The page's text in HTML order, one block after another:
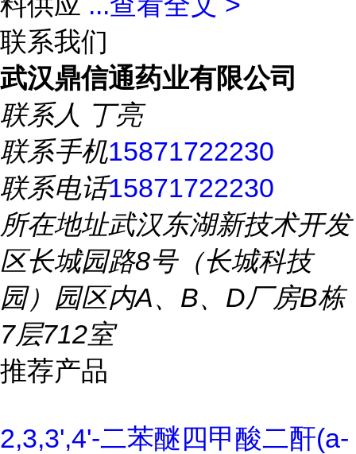
联系我们
武汉鼎信通药业有限公司
联系人 丁亮
联系手机15871722230
联系电话15871722230
所在地址武汉东湖新技术开发
区长城园路8号（长城科技
园）园区内A、B、D厂房B栋
7层712室
推荐产品
2,3,3',4'-二苯醚四甲酸二酐(a-